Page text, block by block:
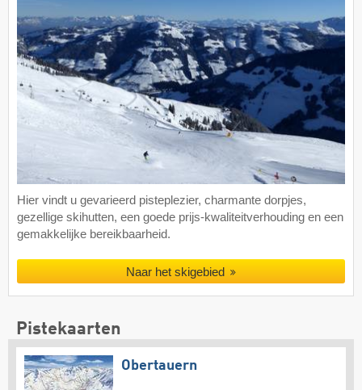
Hier vindt u gevarieerd pisteplezier, charmante dorpjes,
gezellige skihutten, een goede prijs-kwaliteitverhouding en een
gemakkelijke bereikbaarheid.
Naar het skigebied
Pistekaarten
Obertauern